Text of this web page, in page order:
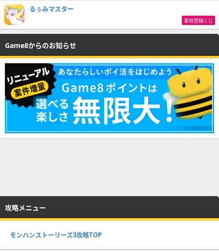
るぅみマスター
事前登録くじ
Game8からのお知らせ
攻略メニュー
モンハンストーリーズ3攻略TOP